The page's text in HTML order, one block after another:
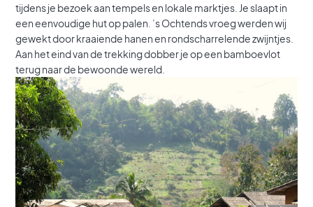
tijdens je bezoek aan tempels en lokale marktjes. Je slaapt in
een eenvoudige hut op palen. ’s Ochtends vroeg werden wij
gewekt door kraaiende hanen en rondscharrelende zwijntjes.
Aan het eind van de trekking dobber je op een bamboevlot
terug naar de bewoonde wereld.